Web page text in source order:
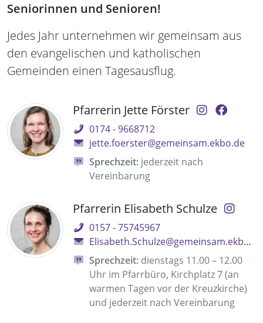
Seniorinnen und Senioren!
Jedes Jahr unternehmen wir gemeinsam aus
den evangelischen und katholischen
Gemeinden einen Tagesausflug.
Pfarrerin Jette Förster
0174 - 9668712
jette.foerster@gemeinsam.ekbo.de
Sprechzeit: jederzeit nach
Vereinbarung
Pfarrerin Elisabeth Schulze
0157 - 75745967
Elisabeth.Schulze@gemeinsam.ekbo.de
Sprechzeit: dienstags 11.00 – 12.00
Uhr im Pfarrbüro, Kirchplatz 7 (an
warmen Tagen vor der Kreuzkirche)
und jederzeit nach Vereinbarung